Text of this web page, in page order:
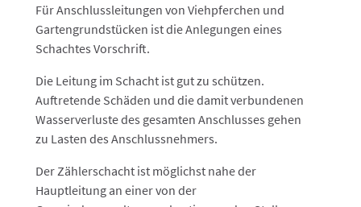
Für Anschlussleitungen von Viehpferchen und
Gartengrundstücken ist die Anlegungen eines
Schachtes Vorschrift.
Die Leitung im Schacht ist gut zu schützen.
Auftretende Schäden und die damit verbundenen
Wasserverluste des gesamten Anschlusses gehen
zu Lasten des Anschlussnehmers.
Der Zählerschacht ist möglichst nahe der
Hauptleitung an einer von der